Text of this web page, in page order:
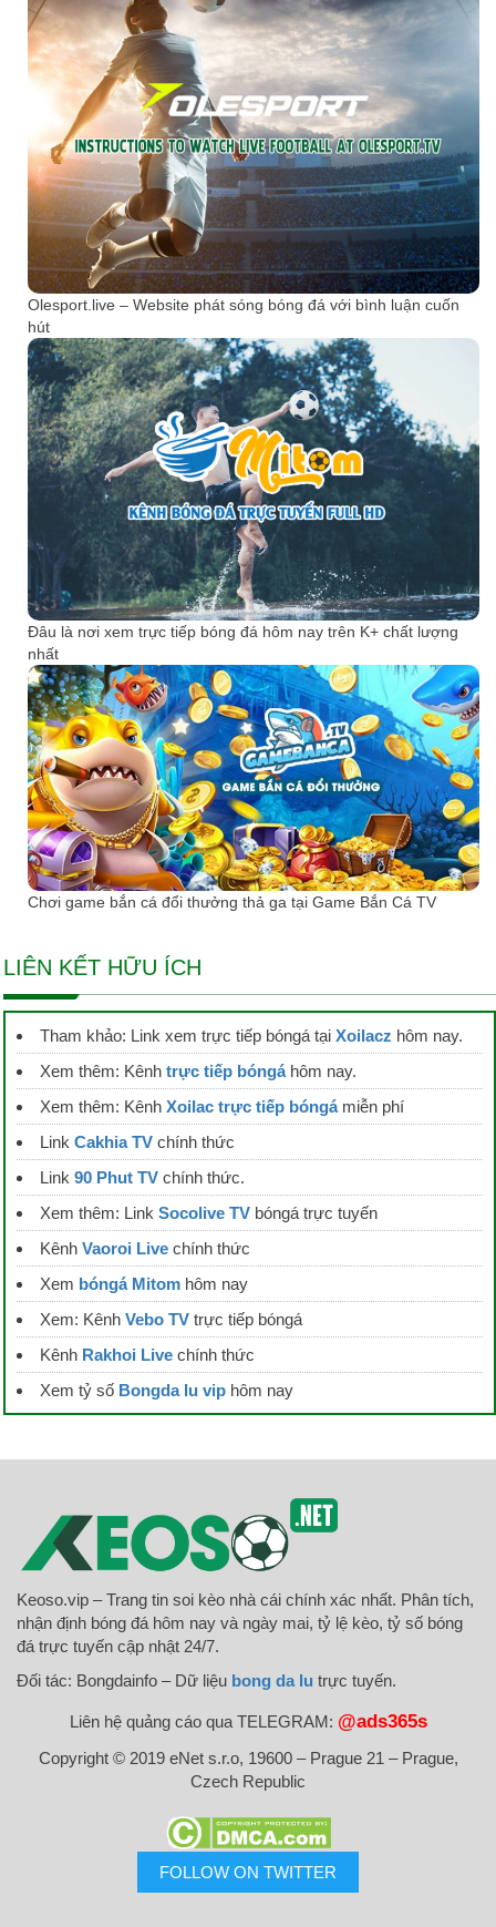
Olesport.live – Website phát sóng bóng đá với bình luận cuốn
hút
Đâu là nơi xem trực tiếp bóng đá hôm nay trên K+ chất lượng
nhất
Chơi game bắn cá đổi thưởng thả ga tại Game Bắn Cá TV
LIÊN KẾT HỮU ÍCH
Tham khảo: Link xem trực tiếp bóngá tại Xoilacz hôm nay.
Xem thêm: Kênh trực tiếp bóngáhôm nay.
Xem thêm: Kênh Xoilac trực tiếp bóngámiễn phí
Link Cakhia TV chính thức
Link 90 Phut TV chính thức.
Xem thêm: Link Socolive TV bóngá trực tuyến
Kênh Vaoroi Live chính thức
Xem bóngá Mitom hôm nay
Xem: Kênh Vebo TV trực tiếp bóngá
Kênh Rakhoi Live chính thức
Xem tỷ số Bongda lu vip hôm nay
Keoso.vip – Trang tin soi kèo nhà cái chính xác nhất. Phân tích,
nhận định bóng đá hôm nay và ngày mai, tỷ lệ kèo, tỷ số bóng
đá trực tuyến cập nhật 24/7.
Đối tác: Bongdainfo – Dữ liệu bong da lu trực tuyến.
Liên hệ quảng cáo qua TELEGRAM: @ads365s
Copyright © 2019 eNet s.r.o, 19600 – Prague 21 – Prague,
Czech Republic
FOLLOW ON TWITTER